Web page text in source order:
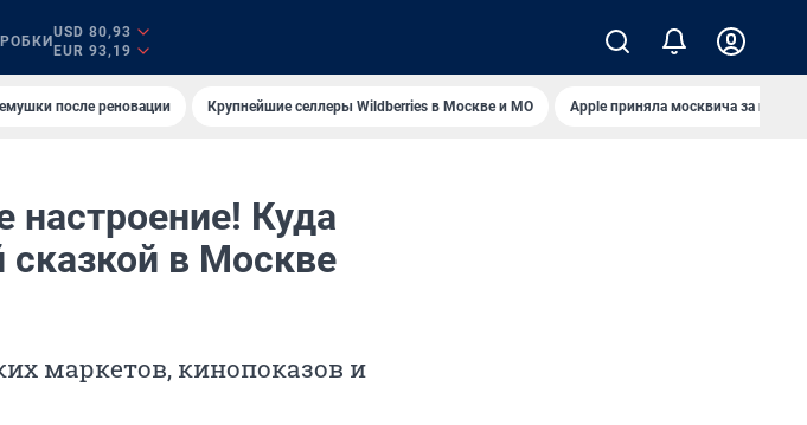
USD 80,93
EUR 93,19
после реновации Крупнейшие селлеры Wildberries в Москве и МО Apple приняла москвича за
настроение! Куда
сказкой в Москве
маркетов, кинопоказов и